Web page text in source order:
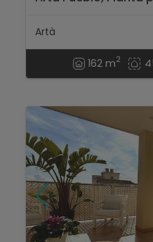
Artà
162 m2